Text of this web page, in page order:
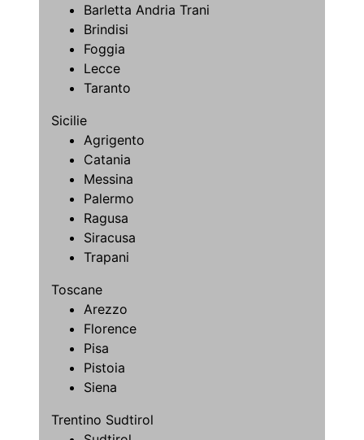
Barletta Andria Trani
Brindisi
Foggia
Lecce
Taranto
Sicilie
Agrigento
Catania
Messina
Palermo
Ragusa
Siracusa
Trapani
Toscane
Arezzo
Florence
Pisa
Pistoia
Siena
Trentino Sudtirol